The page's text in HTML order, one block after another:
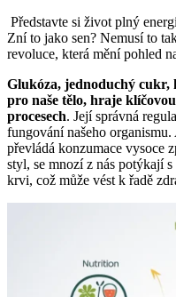
Představte si život plný
Zní to jako sen? Nemusí to
revoluce, která mění pohled
Glukóza, jednoduchý cukr,
pro naše tělo, hraje
procesech. Její správná
fungování našeho
převládá konzumace vysoce
styl, se mnozí z nás potýkají
krvi, což může vést k řadě